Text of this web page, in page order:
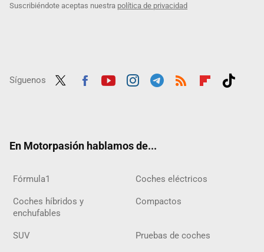
Suscribiéndote aceptas nuestra política de privacidad
Síguenos
En Motorpasión hablamos de...
Fórmula1 Coches eléctricos
Coches híbridos y
enchufables
Compactos
SUV Pruebas de coches